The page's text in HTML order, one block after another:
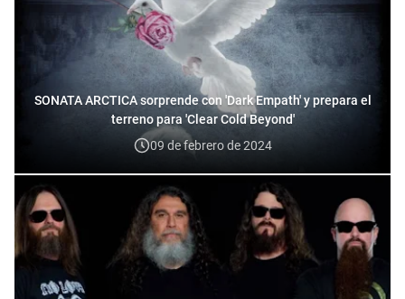
SONATA ARCTICA sorprende con 'Dark Empath' y prepara el
terreno para 'Clear Cold Beyond'
09 de febrero de 2024